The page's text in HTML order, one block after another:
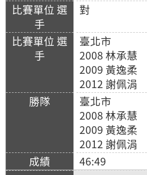
對
臺北市
2008 林承慧
2009 黃逸柔
2012 謝佩涓
臺北市
2008 林承慧
2009 黃逸柔
2012 謝佩涓
46:49